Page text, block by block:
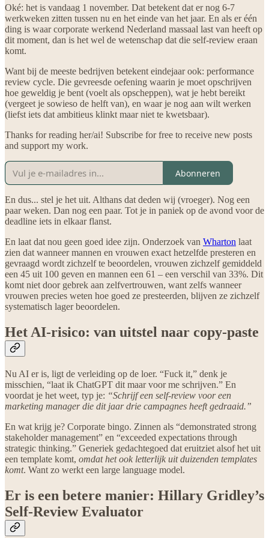
Oké: het is vandaag 1 november. Dat betekent dat er nog 6-7
werkweken zitten tussen nu en het einde van het jaar. En als er één
ding is waar corporate werkend Nederland massaal last van heeft op
dit moment, dan is het wel de wetenschap dat die self-review eraan
komt.
Want bij de meeste bedrijven betekent eindejaar ook: performance
review cycle. Die gevreesde oefening waarin je moet opschrijven
hoe geweldig je bent (voelt als opscheppen), wat je hebt bereikt
(vergeet je sowieso de helft van), en waar je nog aan wilt werken
(liefst iets dat ambitieus klinkt maar niet te kwetsbaar).
Thanks for reading her/ai! Subscribe for free to receive new posts
and support my work.
Abonneren
En dus... stel je het uit. Althans dat deden wij (vroeger). Nog een
paar weken. Dan nog een paar. Tot je in paniek op de avond voor de
deadline iets in elkaar flanst.
En laat dat nou geen goed idee zijn. Onderzoek van Wharton laat
zien dat wanneer mannen en vrouwen exact hetzelfde presteren en
gevraagd wordt zichzelf te beoordelen, vrouwen zichzelf gemiddeld
een 45 uit 100 geven en mannen een 61 – een verschil van 33%. Dit
komt niet door gebrek aan zelfvertrouwen, want zelfs wanneer
vrouwen precies weten hoe goed ze presteerden, blijven ze zichzelf
systematisch lager beoordelen.
Het AI-risico: van uitstel naar copy-paste
Nu AI er is, ligt de verleiding op de loer. “Fuck it,” denk je
misschien, “laat ik ChatGPT dit maar voor me schrijven.” En
voordat je het weet, typ je: “Schrijf een self-review voor een
marketing manager die dit jaar drie campagnes heeft gedraaid.”
En wat krijg je? Corporate bingo. Zinnen als “demonstrated strong
stakeholder management” en “exceeded expectations through
strategic thinking.” Generiek gedachtegoed dat eruitziet alsof het uit
een template komt, omdat het ook letterlijk uit duizenden templates
komt. Want zo werkt een large language model.
Er is een betere manier: Hillary Gridley’s
Self-Review Evaluator